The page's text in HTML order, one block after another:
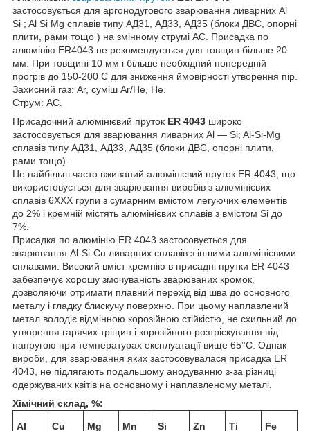
застосовується для аргонодугового зварювання ливарних Al
Si ; Al Si Mg сплавів типу АД31, АД33, АД35 (блоки ДВС, опорні
плити, рами тощо ) на змінному струмі AC. Присадка по
алюмінію ER4043 не рекомендується для товщин більше 20
мм. При товщині 10 мм і більше необхідний попередній
прогрів до 150-200 С для зниження ймовірності утворення пір.
Захисний газ: Ar, суміш Ar/He, He.
Струм: АС.
Присадочний алюмінієвий пруток ER 4043 широко
застосовується для зварювання ливарних Al — Si; Al-Si-Mg
сплавів типу АД31, АД33, АД35 (блоки ДВС, опорні плити,
рами тощо).
Це найбільш часто вживаний алюмінієвий пруток ER 4043, що
використовується для зварювання виробів з алюмінієвих
сплавів 6ХХХ групи з сумарним вмістом легуючих елементів
до 2% і кремній містять алюмінієвих сплавів з вмістом Si до
7%.
Присадка по алюмінію ER 4043 застосовується для
зварювання Al-Si-Cu ливарних сплавів з іншими алюмінієвими
сплавами. Високий вміст кремнію в присадні прутки ER 4043
забезпечує хорошу змочуваність зварюваних кромок,
дозволяючи отримати плавний перехід від шва до основного
металу і гладку блискучу поверхню. При цьому наплавлений
метал володіє відмінною корозійною стійкістю, не схильний до
утворення гарячих тріщин і корозійного розтріскування під
напругою при температурах експлуатації вище 65°С. Однак
вироби, для зварювання яких застосовувалася присадка ER
4043, не підлягають подальшому анодуванню з-за різниці
одержуваних квітів на основному і наплавленому металі.
Хімічний склад, %:
Al Cu Mg Mn Si Zn Ti Fe